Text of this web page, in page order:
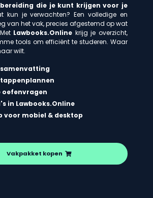
die je kunt krijgen voor je
kun je verwachten? Een volledige en
van het vak, precies afgestemd op wat
Lawbooks.Online krijg je overzicht,
tools om efficiënt te studeren. Waar
wilt.
oefenvragen
in Lawbooks.Online
voor mobiel & desktop
Vakpakket kopen